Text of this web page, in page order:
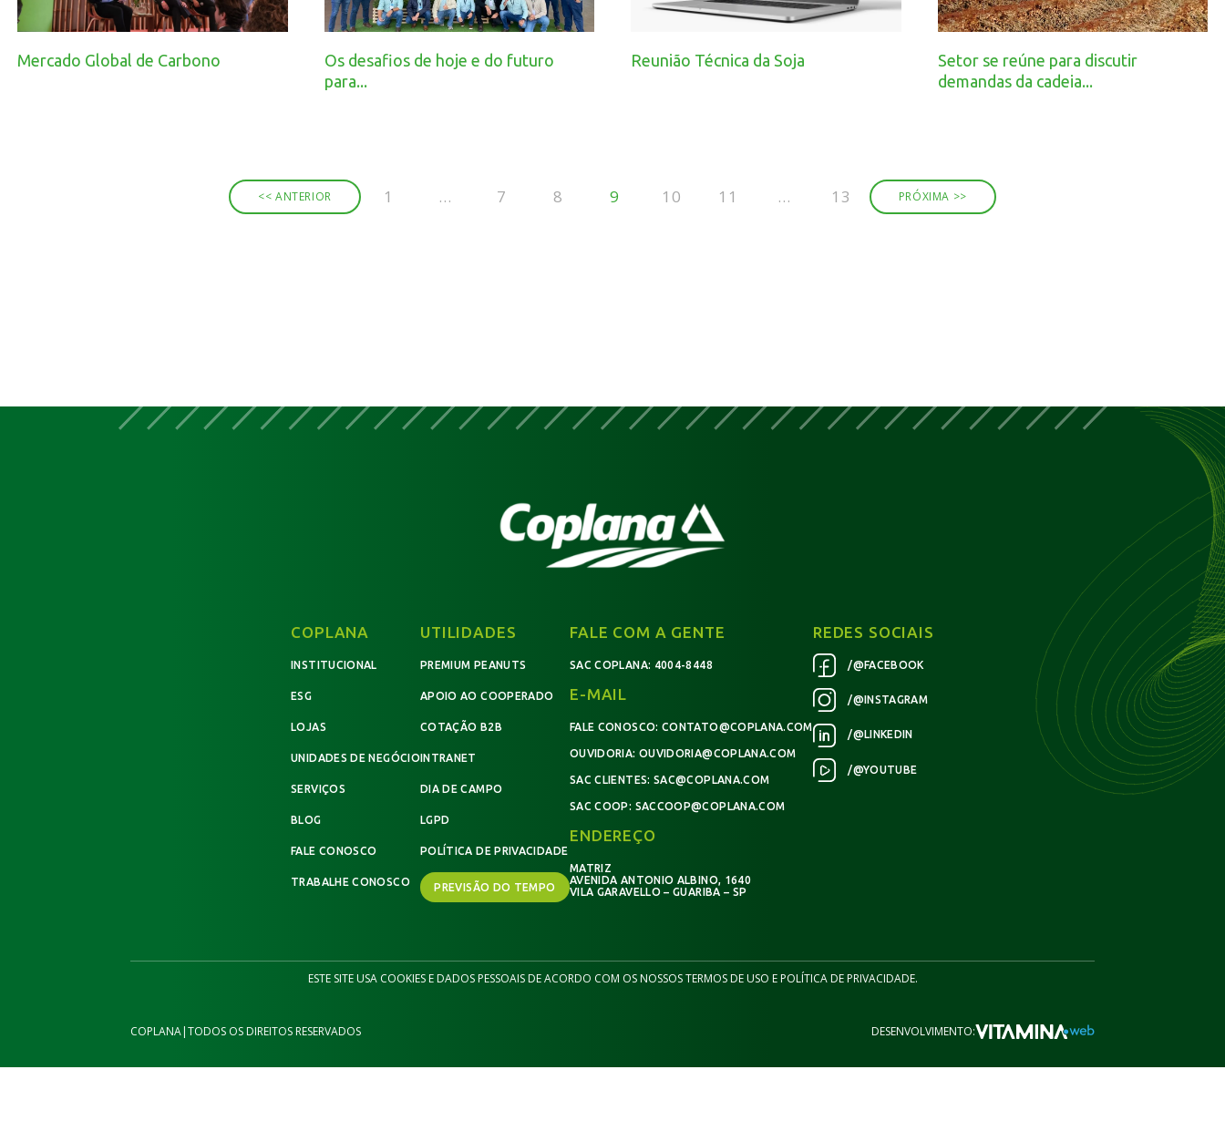
Mercado Global de Carbono
Os desafios de hoje e do futuro
para...
Reunião Técnica da Soja
Setor se reúne para discutir
demandas da cadeia...
<< ANTERIOR 1 … 7 8 9 10 11 … 13 PRÓXIMA >>
COPLANA
INSTITUCIONAL
ESG
LOJAS
UNIDADES DE NEGÓCIO
SERVIÇOS
BLOG
FALE CONOSCO
TRABALHE CONOSCO
UTILIDADES
PREMIUM PEANUTS
APOIO AO COOPERADO
COTAÇÃO B2B
INTRANET
DIA DE CAMPO
LGPD
POLÍTICA DE PRIVACIDADE
PREVISÃO DO TEMPO
FALE COM A GENTE
SAC COPLANA: 4004-8448
E-MAIL
FALE CONOSCO: CONTATO@COPLANA.COM
OUVIDORIA: OUVIDORIA@COPLANA.COM
SAC CLIENTES: SAC@COPLANA.COM
SAC COOP: SACCOOP@COPLANA.COM
ENDEREÇO
MATRIZ
AVENIDA ANTONIO ALBINO, 1640
VILA GARAVELLO – GUARIBA – SP
REDES SOCIAIS
/@FACEBOOK
/@INSTAGRAM
/@LINKEDIN
/@YOUTUBE
ESTE SITE USA COOKIES E DADOS PESSOAIS DE ACORDO COM OS NOSSOS TERMOS DE USO E POLÍTICA DE PRIVACIDADE.
COPLANA|TODOS OS DIREITOS RESERVADOS DESENVOLVIMENTO: